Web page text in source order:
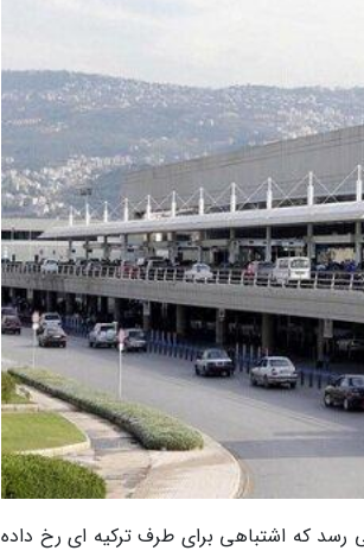
رسد که اشتباهی برای طرف ترکیه ای رخ داده